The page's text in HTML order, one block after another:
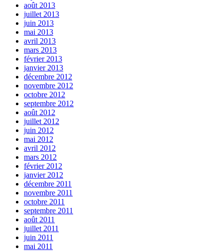
août 2013
juillet 2013
juin 2013
mai 2013
avril 2013
mars 2013
février 2013
janvier 2013
décembre 2012
novembre 2012
octobre 2012
septembre 2012
août 2012
juillet 2012
juin 2012
mai 2012
avril 2012
mars 2012
février 2012
janvier 2012
décembre 2011
novembre 2011
octobre 2011
septembre 2011
août 2011
juillet 2011
juin 2011
mai 2011